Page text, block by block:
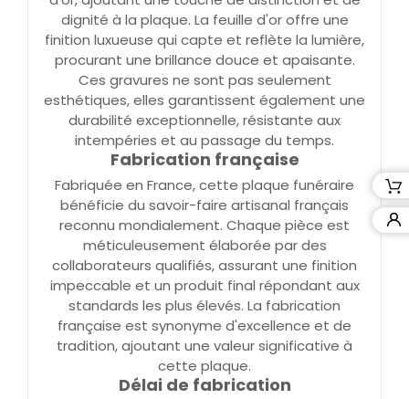
dignité à la plaque. La feuille d'or offre une
finition luxueuse qui capte et reflète la lumière,
procurant une brillance douce et apaisante.
Ces gravures ne sont pas seulement
esthétiques, elles garantissent également une
durabilité exceptionnelle, résistante aux
intempéries et au passage du temps.
Fabrication française
Fabriquée en France, cette plaque funéraire
bénéficie du savoir-faire artisanal français
reconnu mondialement. Chaque pièce est
méticuleusement élaborée par des
collaborateurs qualifiés, assurant une finition
impeccable et un produit final répondant aux
standards les plus élevés. La fabrication
française est synonyme d'excellence et de
tradition, ajoutant une valeur significative à
cette plaque.
Délai de fabrication